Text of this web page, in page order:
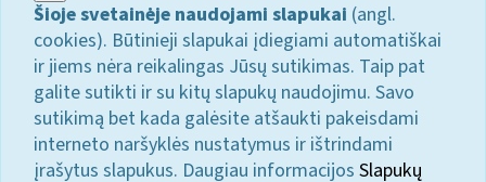
Šioje svetainėje naudojami slapukai (angl.
cookies). Būtinieji slapukai įdiegiami automatiškai
ir jiems nėra reikalingas Jūsų sutikimas. Taip pat
galite sutikti ir su kitų slapukų naudojimu. Savo
sutikimą bet kada galėsite atšaukti pakeisdami
interneto naršyklės nustatymus ir ištrindami
įrašytus slapukus. Daugiau informacijos Slapukų